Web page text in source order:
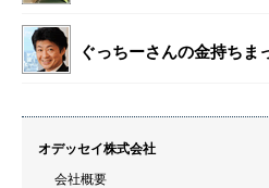
ぐっちーさんの金持ちま
オデッセイ株式会社
会社概要